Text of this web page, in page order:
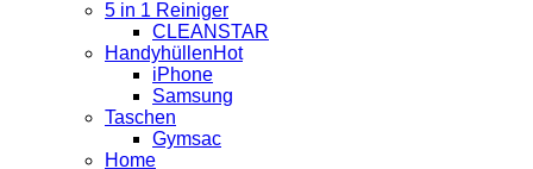
5 in 1 Reiniger
CLEANSTAR
Handyhüllen
iPhone
Samsung
Taschen
Gymsac
Home